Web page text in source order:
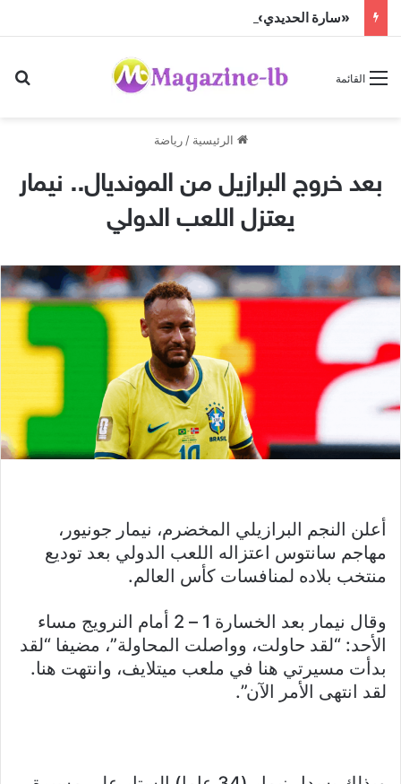
«سارة الحديدي» تواجه الجن زمباهولا على تياترو آفاق
القائمة
الرئيسية / رياضة
بعد خروج البرازيل من المونديال.. نيمار
يعتزل اللعب الدولي
أعلن النجم البرازيلي المخضرم، نيمار جونيور،
مهاجم سانتوس اعتزاله اللعب الدولي بعد توديع
منتخب بلاده لمنافسات كأس العالم.
وقال نيمار بعد الخسارة 1 – 2 أمام النرويج مساء
الأحد: “لقد حاولت، وواصلت المحاولة”، مضيفا “لقد
بدأت مسيرتي هنا في ملعب ميتلايف، وانتهت هنا.
لقد انتهى الأمر الآن”.